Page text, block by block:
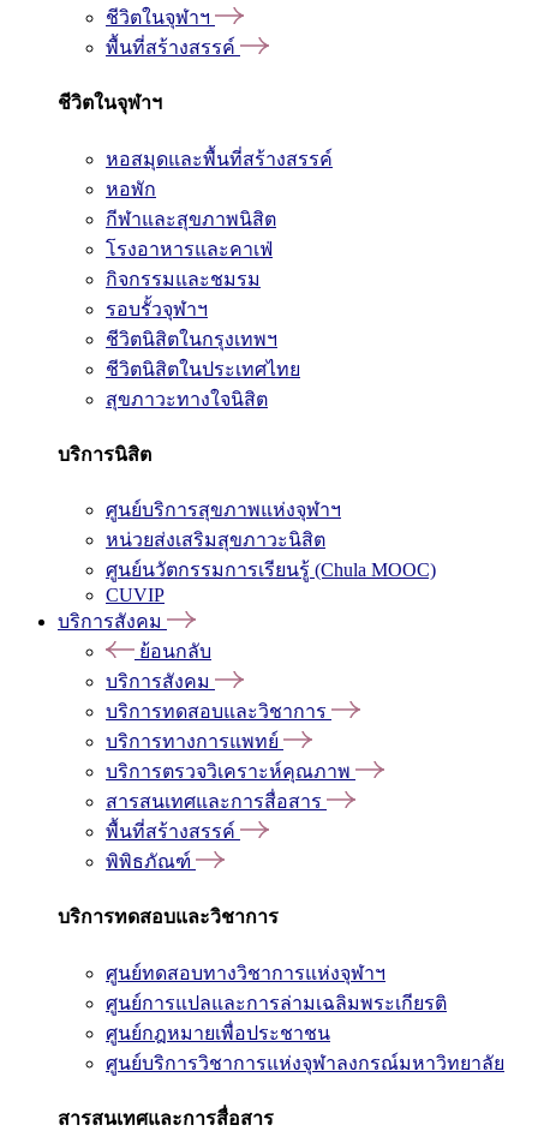
ชีวิตในจุฬาฯ
พื้นที่สร้างสรรค์
ชีวิตในจุฬาฯ
หอสมุดและพื้นที่สร้างสรรค์
หอพัก
กีฬาและสุขภาพนิสิต
โรงอาหารและคาเฟ่
กิจกรรมและชมรม
รอบรั้วจุฬาฯ
ชีวิตนิสิตในกรุงเทพฯ
ชีวิตนิสิตในประเทศไทย
สุขภาวะทางใจนิสิต
บริการนิสิต
ศูนย์บริการสุขภาพแห่งจุฬาฯ
หน่วยส่งเสริมสุขภาวะนิสิต
ศูนย์นวัตกรรมการเรียนรู้ (Chula MOOC)
CUVIP
บริการสังคม
ย้อนกลับ
บริการสังคม
บริการทดสอบและวิชาการ
บริการทางการแพทย์
บริการตรวจวิเคราะห์คุณภาพ
สารสนเทศและการสื่อสาร
พื้นที่สร้างสรรค์
พิพิธภัณฑ์
บริการทดสอบและวิชาการ
ศูนย์ทดสอบทางวิชาการแห่งจุฬาฯ
ศูนย์การแปลและการล่ามเฉลิมพระเกียรติ
ศูนย์กฎหมายเพื่อประชาชน
ศูนย์บริการวิชาการแห่งจุฬาลงกรณ์มหาวิทยาลัย
สารสนเทศและการสื่อสาร